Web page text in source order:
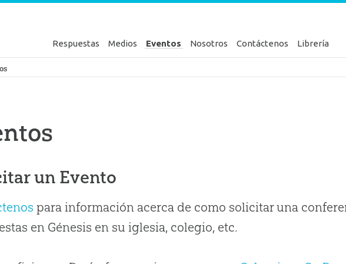
Respuestas Medios Eventos Nosotros Contáctenos Librería
Génesis
un Evento
para información acerca de como solicitar una
en Génesis en su iglesia, colegio, etc.